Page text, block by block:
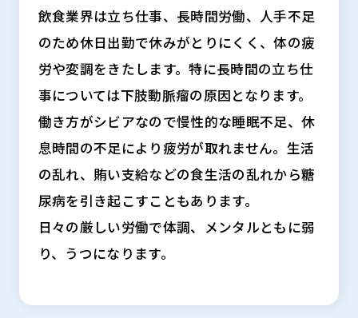
飲食業界は立ち仕事、長時間労働、人手不足
のため休日出勤で休みがとりにくく、体の疲
労や変調をきたします。特に長時間の立ち仕
事については下肢動脈瘤の原因となります。
働き方がシビアなので慢性的な睡眠不足、休
息時間の不足により疲労が取れません。生活
の乱れ、賄い支給などの食生活の乱れから糖
尿病を引き起こすこともあります。
日々の厳しい労働で体調、メンタルともに弱
り、うつになります。